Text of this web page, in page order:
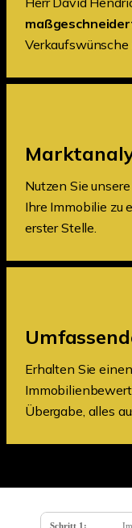
Nutzen Sie unsere
Ihre Immobilie zu
erster Stelle.
Erhalten Sie einen
Übergabe, alles